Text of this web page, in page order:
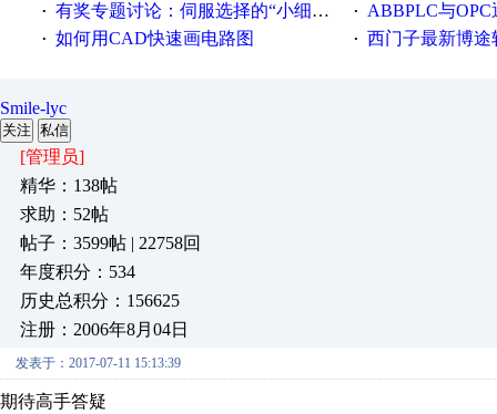
· 有奖专题讨论：伺服选择的“小细节大学问” · ABBPLC与
· 如何用CAD快速画电路图 · 西门子最新博途软
Smile-lyc
关注 私信
[管理员]
精华：138帖
求助：52帖
帖子：3599帖 | 22758回
年度积分：534
历史总积分：156625
注册：2006年8月04日
发表于：2017-07-11 15:13:39
期待高手答疑